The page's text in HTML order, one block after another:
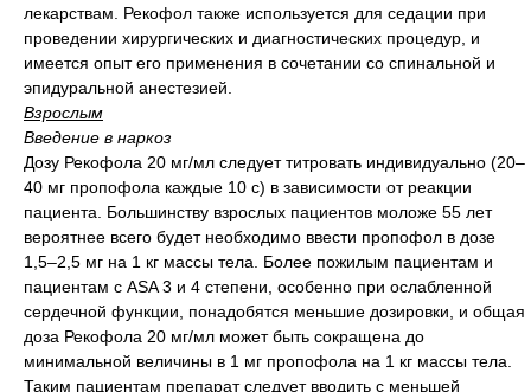
лекарствам. Рекофол также используется для седации при
проведении хирургических и диагностических процедур, и
имеется опыт его применения в сочетании со спинальной и
эпидуральной анестезией.
Взрослым
Введение в наркоз
Дозу Рекофола 20 мг/мл следует титровать индивидуально (20–
40 мг пропофола каждые 10 с) в зависимости от реакции
пациента. Большинству взрослых пациентов моложе 55 лет
вероятнее всего будет необходимо ввести пропофол в дозе
1,5–2,5 мг на 1 кг массы тела. Более пожилым пациентам и
пациентам с АSA 3 и 4 степени, особенно при ослабленной
сердечной функции, понадобятся меньшие дозировки, и общая
доза Рекофола 20 мг/мл может быть сокращена до
минимальной величины в 1 мг пропофола на 1 кг массы тела.
Таким пациентам препарат следует вводить с меньшей